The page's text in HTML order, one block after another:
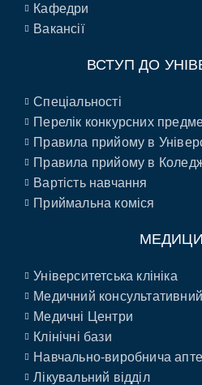
Кафедри
Вакансії
ВСТУП ДО
Спеціальності
Перелік конкурсних
Правила прийому в
Правила прийому в
Вартість навчання
Приймальна коміся
Університетська клініка
Медичний
Медичні Центри
Клінічні бази
Навчально-виробнича
Лікувальний відділ